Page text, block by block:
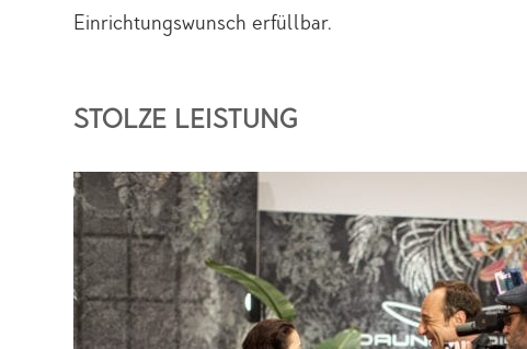
Einrichtungswunsch erfüllbar.
STOLZE LEISTUNG